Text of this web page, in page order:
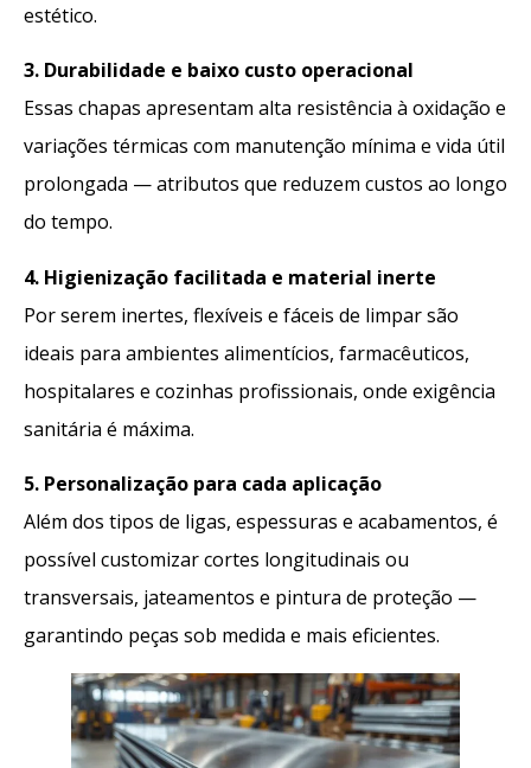
estético.
3. Durabilidade e baixo custo operacional
Essas chapas apresentam alta resistência à oxidação e
variações térmicas com manutenção mínima e vida útil
prolongada — atributos que reduzem custos ao longo
do tempo.
4. Higienização facilitada e material inerte
Por serem inertes, flexíveis e fáceis de limpar são
ideais para ambientes alimentícios, farmacêuticos,
hospitalares e cozinhas profissionais, onde exigência
sanitária é máxima.
5. Personalização para cada aplicação
Além dos tipos de ligas, espessuras e acabamentos, é
possível customizar cortes longitudinais ou
transversais, jateamentos e pintura de proteção —
garantindo peças sob medida e mais eficientes.